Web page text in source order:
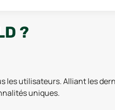
?
les utilisateurs. Alliant les
uniques.